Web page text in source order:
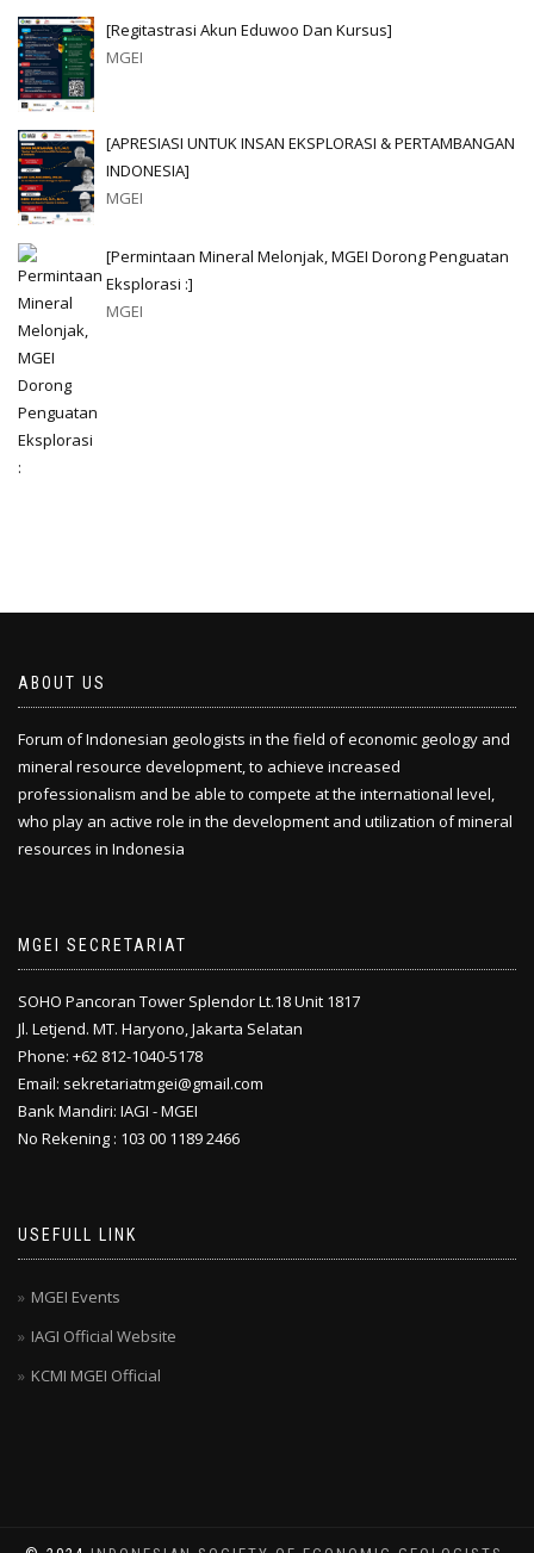
[Regitastrasi Akun Eduwoo Dan Kursus]
MGEI
[APRESIASI UNTUK INSAN EKSPLORASI & PERTAMBANGAN
INDONESIA]
MGEI
[Permintaan Mineral Melonjak, MGEI Dorong Penguatan
Eksplorasi :]
MGEI
ABOUT US
Forum of Indonesian geologists in the field of economic geology and
mineral resource development, to achieve increased
professionalism and be able to compete at the international level,
who play an active role in the development and utilization of mineral
resources in Indonesia
MGEI SECRETARIAT
SOHO Pancoran Tower Splendor Lt.18 Unit 1817
Jl. Letjend. MT. Haryono, Jakarta Selatan
Phone: +62 812-1040-5178
Email: sekretariatmgei@gmail.com
Bank Mandiri: IAGI - MGEI
No Rekening : 103 00 1189 2466
USEFULL LINK
MGEI Events
IAGI Official Website
KCMI MGEI Official